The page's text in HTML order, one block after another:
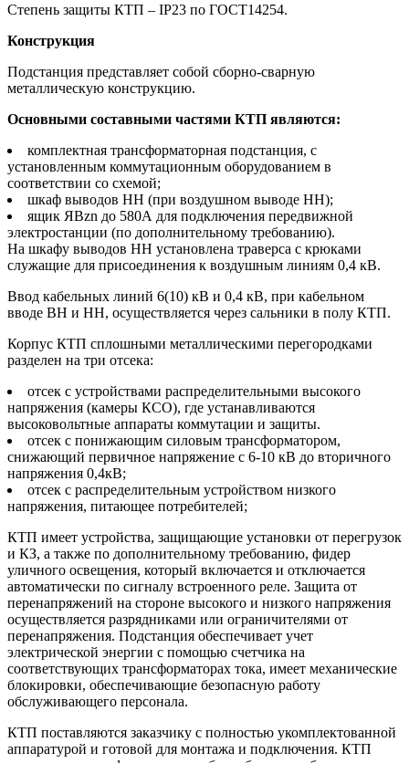
Степень защиты КТП – IP23 по ГОСТ14254.
Конструкция
Подстанция представляет собой сборно-сварную
металлическую конструкцию.
Основными составными частями КТП являются:
комплектная трансформаторная подстанция, с
установленным коммутационным оборудованием в
соответствии со схемой;
шкаф выводов НН (при воздушном выводе НН);
ящик ЯВzn до 580А для подключения передвижной
электростанции (по дополнительному требованию).
На шкафу выводов НН установлена траверса с крюками
служащие для присоединения к воздушным линиям 0,4 кВ.
Ввод кабельных линий 6(10) кВ и 0,4 кВ, при кабельном
вводе ВН и НН, осуществляется через сальники в полу КТП.
Корпус КТП сплошными металлическими перегородками
разделен на три отсека:
отсек с устройствами распределительными высокого
напряжения (камеры КСО), где устанавливаются
высоковольтные аппараты коммутации и защиты.
отсек с понижающим силовым трансформатором,
снижающий первичное напряжение с 6-10 кВ до вторичного
напряжения 0,4кВ;
отсек с распределительным устройством низкого
напряжения, питающее потребителей;
КТП имеет устройства, защищающие установки от перегрузок
и КЗ, а также по дополнительному требованию, фидер
уличного освещения, который включается и отключается
автоматически по сигналу встроенного реле. Защита от
перенапряжений на стороне высокого и низкого напряжения
осуществляется разрядниками или ограничителями от
перенапряжения. Подстанция обеспечивает учет
электрической энергии с помощью счетчика на
соответствующих трансформаторах тока, имеет механические
блокировки, обеспечивающие безопасную работу
обслуживающего персонала.
КТП поставляются заказчику с полностью укомплектованной
аппаратурой и готовой для монтажа и подключения. КТП